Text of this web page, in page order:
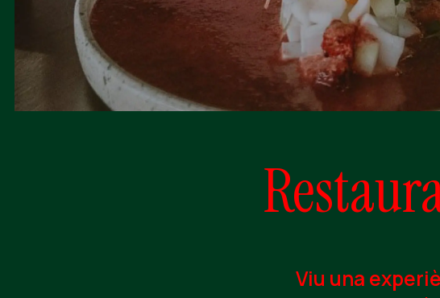
Viu una